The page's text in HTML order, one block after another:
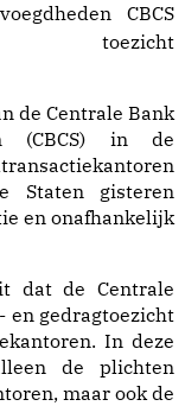
CBCS
toezicht
de Centrale Bank
(CBCS) in de
Staten gisteren
en onafhankelijk
dat de Centrale
en gedragtoezicht
In deze
de plichten
maar ook de